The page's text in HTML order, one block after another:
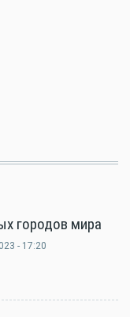
городов мира
- 17:20